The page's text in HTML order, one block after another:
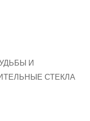
И
СТЕКЛА